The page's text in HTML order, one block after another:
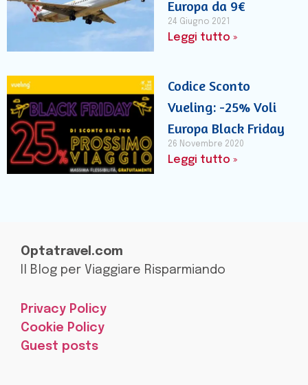
Europa da 9€
24 Giugno 2021
Leggi tutto »
Codice Sconto
Vueling: -25% Voli
Europa Black Friday
26 Novembre 2020
Leggi tutto »
Optatravel.com
Il Blog per Viaggiare Risparmiando
Privacy Policy
Cookie Policy
Guest posts